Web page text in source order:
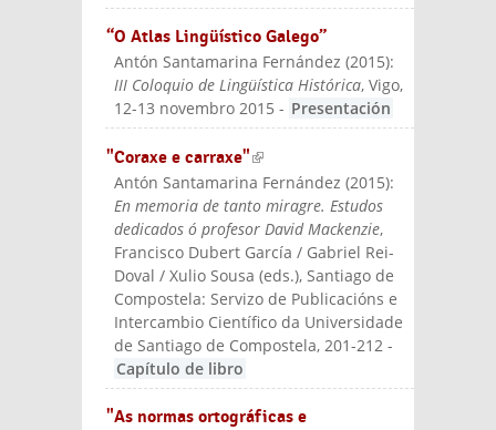
“O Atlas Lingüístico Galego”
Antón Santamarina Fernández (2015):
III Coloquio de Lingüística Histórica, Vigo,
12-13 novembro 2015 - Presentación
"Coraxe e carraxe"(link is external)
Antón Santamarina Fernández (2015):
En memoria de tanto miragre. Estudos
dedicados ó profesor David Mackenzie,
Francisco Dubert García / Gabriel Rei-
Doval / Xulio Sousa (eds.), Santiago de
Compostela: Servizo de Publicacións e
Intercambio Científico da Universidade
de Santiago de Compostela, 201-212 -
Capítulo de libro
"As normas ortográficas e